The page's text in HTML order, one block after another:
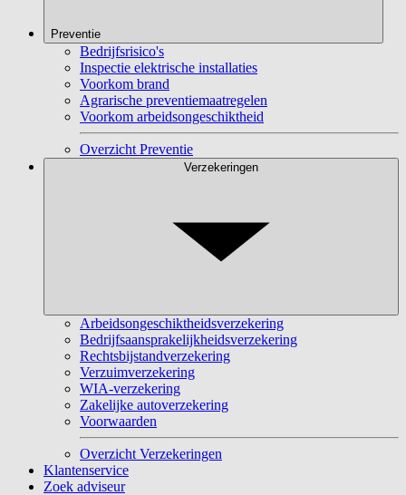
Preventie
Bedrijfsrisico's
Inspectie elektrische installaties
Voorkom brand
Agrarische preventiemaatregelen
Voorkom arbeidsongeschiktheid
Overzicht Preventie
Verzekeringen
Arbeidsongeschiktheidsverzekering
Bedrijfsaansprakelijkheidsverzekering
Rechtsbijstandverzekering
Verzuimverzekering
WIA-verzekering
Zakelijke autoverzekering
Voorwaarden
Overzicht Verzekeringen
Klantenservice
Zoek adviseur